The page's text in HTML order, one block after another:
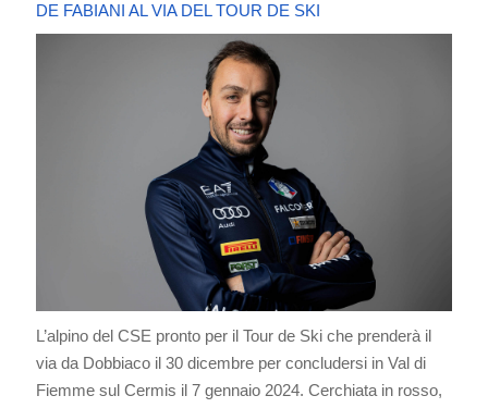
DE FABIANI AL VIA DEL TOUR DE SKI
L’alpino del CSE pronto per il Tour de Ski che prenderà il
via da Dobbiaco il 30 dicembre per concludersi in Val di
Fiemme sul Cermis il 7 gennaio 2024. Cerchiata in rosso,